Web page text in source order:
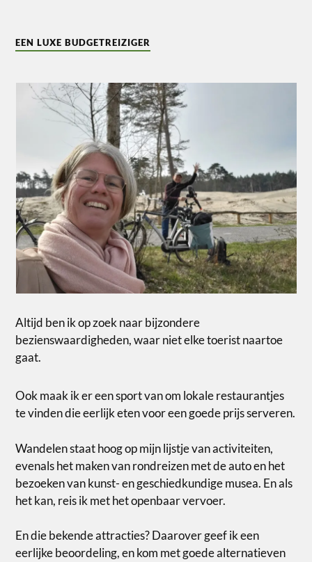
EEN LUXE BUDGETREIZIGER
Altijd ben ik op zoek naar bijzondere
bezienswaardigheden, waar niet elke toerist naartoe
gaat.
Ook maak ik er een sport van om lokale restaurantjes
te vinden die eerlijk eten voor een goede prijs serveren.
Wandelen staat hoog op mijn lijstje van activiteiten,
evenals het maken van rondreizen met de auto en het
bezoeken van kunst- en geschiedkundige musea. En als
het kan, reis ik met het openbaar vervoer.
En die bekende attracties? Daarover geef ik een
eerlijke beoordeling, en kom met goede alternatieven